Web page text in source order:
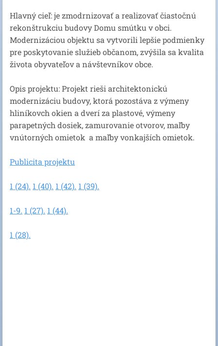
Hlavný cieľ: je zmodrnizovať a realizovať čiastočnú
rekonštrukciu budovy Domu smútku v obci.
Modernizáciou objektu sa vytvorili lepšie podmienky
pre poskytovanie služieb občanom, zvýšila sa kvalita
života obyvateľov a návštevníkov obce.
Opis projektu: Projekt rieši architektonickú
modernizáciu budovy, ktorá pozostáva z výmeny
hliníkovch okien a dverí za plastové, výmeny
parapetných dosiek, zamurovanie otvorov, maľby
vnútorných omietok a maľby vonkajších omietok.
Publicita projektu
1 (24). 1 (40). 1 (42). 1 (39).
1-9. 1 (27). 1 (44).
1 (28).